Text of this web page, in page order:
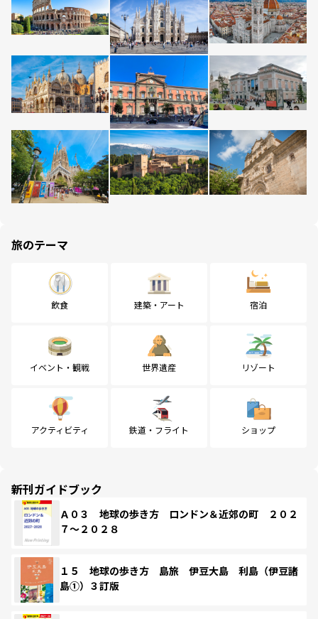
旅のテーマ
飲食 建築・アート 宿泊
イベント・観戦 世界遺産 リゾート
アクティビティ 鉄道・フライト ショップ
新刊ガイドブック
Ａ０３ 地球の歩き方 ロンドン＆近郊の町 ２０２
７～２０２８
１５ 地球の歩き方 島旅 伊豆大島 利島（伊豆諸
島①）３訂版